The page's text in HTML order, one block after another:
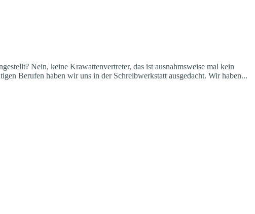
Nein, keine Krawattenvertreter, das ist ausnahmsweise mal kein
Berufen haben wir uns in der Schreibwerkstatt ausgedacht. Wir haben...